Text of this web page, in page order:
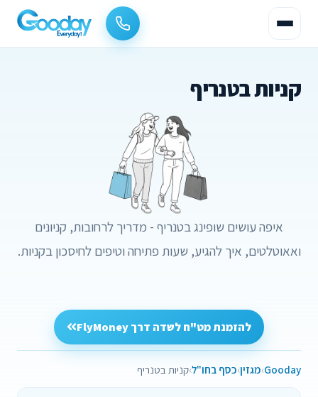
קניות בטנריף
איפה עושים שופינג בטנריף - מדריך לרחובות, קניונים
ואאוטלטים, איך להגיע, שעות פתיחה וטיפים לחיסכון בקניות.
להזמנת מט"ח לשדה דרך FlyMoney
Gooday מגזין כסף בחו"ל קניות בטנריף